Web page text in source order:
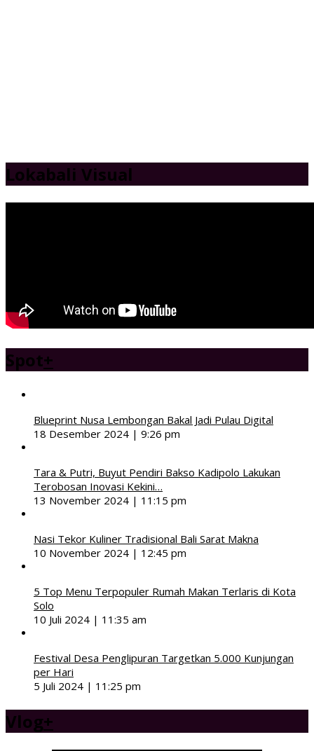
Lokabali Visual
Spot+
Blueprint Nusa Lembongan Bakal Jadi Pulau Digital
18 Desember 2024 | 9:26 pm
Tara & Putri, Buyut Pendiri Bakso Kadipolo Lakukan
Terobosan Inovasi Kekini…
13 November 2024 | 11:15 pm
Nasi Tekor Kuliner Tradisional Bali Sarat Makna
10 November 2024 | 12:45 pm
5 Top Menu Terpopuler Rumah Makan Terlaris di Kota
Solo
10 Juli 2024 | 11:35 am
Festival Desa Penglipuran Targetkan 5.000 Kunjungan
per Hari
5 Juli 2024 | 11:25 pm
Vlog+